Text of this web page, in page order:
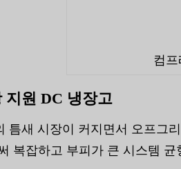
컴
지원 DC 냉장고
틈새 시장이 커지면서 오프그
복잡하고 부피가 큰 시스템